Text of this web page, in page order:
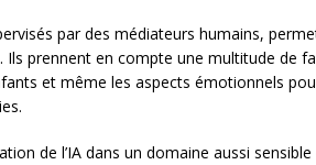
par des médiateurs humains,
Ils prennent en compte une multitude de
et même les aspects émotionnels
de l’IA dans un domaine aussi